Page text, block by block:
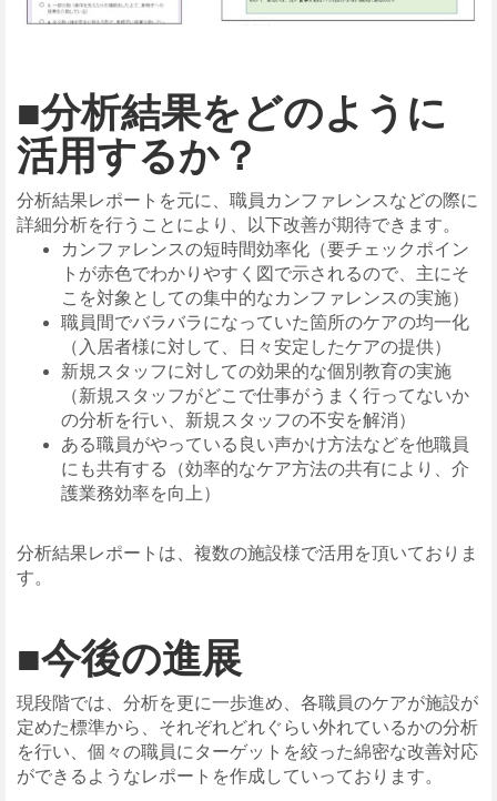
■分析結果をどのように
活用するか？
分析結果レポートを元に、職員カンファレンスなどの際に
詳細分析を行うことにより、以下改善が期待できます。
カンファレンスの短時間効率化（要チェックポイン
トが赤色でわかりやすく図で示されるので、主にそ
こを対象としての集中的なカンファレンスの実施）
職員間でバラバラになっていた箇所のケアの均一化
（入居者様に対して、日々安定したケアの提供）
新規スタッフに対しての効果的な個別教育の実施
（新規スタッフがどこで仕事がうまく行ってないか
の分析を行い、新規スタッフの不安を解消）
ある職員がやっている良い声かけ方法などを他職員
にも共有する（効率的なケア方法の共有により、介
護業務効率を向上）
分析結果レポートは、複数の施設様で活用を頂いておりま
す。
■今後の進展
現段階では、分析を更に一歩進め、各職員のケアが施設が
定めた標準から、それぞれどれぐらい外れているかの分析
を行い、個々の職員にターゲットを絞った綿密な改善対応
ができるようなレポートを作成していっております。